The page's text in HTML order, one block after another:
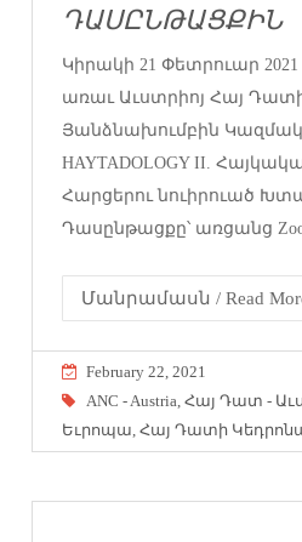
ԴԱՍԸՆԹԱՑՔԻՆ
Կիրակի 21 Փետրուար
առաւ Աւստրիոյ Հայ
Յանձնախումբին
HAYTADOLOGY II.
Հարցերու նուիրուած
Դասընթացքը՝ առցանց
Մանրամասն / Read
February 22, 2021
ANC - Austria ,Հայ Դատ -
Եւրոպա ,Հայ Դատի